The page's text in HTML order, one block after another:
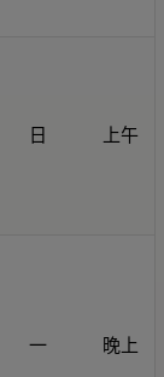
日 上午
一 晚上